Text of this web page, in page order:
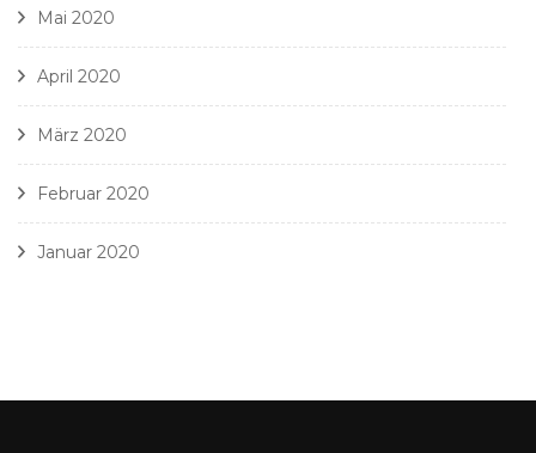
Mai 2020
April 2020
März 2020
Februar 2020
Januar 2020